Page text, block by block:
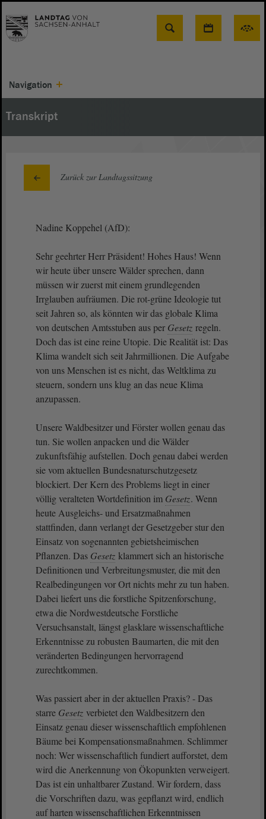
Suche
Navigation
Transkript
Zurück zur Landtagssitzung
Nadine Koppehel (AfD):
Sehr geehrter Herr Präsident! Hohes Haus! Wenn
wir heute über unsere Wälder sprechen, dann
müssen wir zuerst mit einem grundlegenden
Irrglauben aufräumen. Die rot-grüne Ideologie tut
seit Jahren so, als könnten wir das globale Klima
von deutschen Amtsstuben aus per Gesetz regeln.
Doch das ist eine reine Utopie. Die Realität ist: Das
Klima wandelt sich seit Jahrmillionen. Die Aufgabe
von uns Menschen ist es nicht, das Weltklima zu
steuern, sondern uns klug an das neue Klima
anzupassen.
Unsere Waldbesitzer und Förster wollen genau das
tun. Sie wollen anpacken und die Wälder
zukunftsfähig aufstellen. Doch genau dabei werden
sie vom aktuellen Bundesnaturschutzgesetz
blockiert. Der Kern des Problems liegt in einer
völlig veralteten Wortdefinition im Gesetz. Wenn
heute Ausgleichs- und Ersatzmaßnahmen
stattfinden, dann verlangt der Gesetzgeber stur den
Einsatz von sogenannten gebietsheimischen
Pflanzen. Das Gesetz klammert sich an historische
Definitionen und Verbreitungsmuster, die mit den
Realbedingungen vor Ort nichts mehr zu tun haben.
Dabei liefert uns die forstliche Spitzenforschung,
etwa die Nordwestdeutsche Forstliche
Versuchsanstalt, längst glasklare wissenschaftliche
Erkenntnisse zu robusten Baumarten, die mit den
veränderten Bedingungen hervorragend
zurechtkommen.
Was passiert aber in der aktuellen Praxis? - Das
starre Gesetz verbietet den Waldbesitzern den
Einsatz genau dieser wissenschaftlich empfohlenen
Bäume bei Kompensationsmaßnahmen. Schlimmer
noch: Wer wissenschaftlich fundiert aufforstet, dem
wird die Anerkennung von Ökopunkten verweigert.
Das ist ein unhaltbarer Zustand. Wir fordern, dass
die Vorschriften dazu, was gepflanzt wird, endlich
auf harten wissenschaftlichen Erkenntnissen